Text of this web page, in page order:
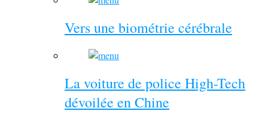
Vers une biométrie cérébrale
La voiture de police High-Tech
dévoilée en Chine